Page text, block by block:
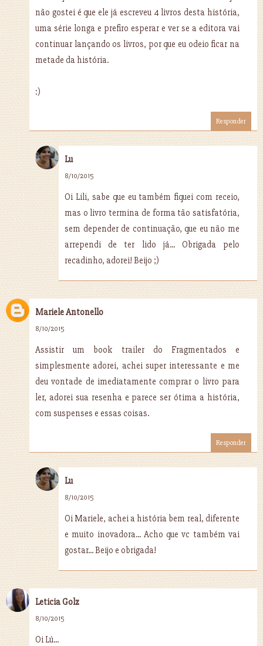
não gostei é que ele já escreveu 4 livros desta história,
uma série longa e prefiro esperar e ver se a editora vai
continuar lançando os livros, por que eu odeio ficar na
metade da história.
:)
Responder
Lu
8/10/2015
Oi Lili, sabe que eu também fiquei com receio,
mas o livro termina de forma tão satisfatória,
sem depender de continuação, que eu não me
arrependi de ter lido já... Obrigada pelo
recadinho, adorei! Beijo ;)
Mariele Antonello
8/10/2015
Assistir um book trailer do Fragmentados e
simplesmente adorei, achei super interessante e me
deu vontade de imediatamente comprar o livro para
ler, adorei sua resenha e parece ser ótima a história,
com suspenses e essas coisas.
Responder
Lu
8/10/2015
Oi Mariele, achei a história bem real, diferente
e muito inovadora... Acho que vc também vai
gostar... Beijo e obrigada!
Leticia Golz
8/10/2015
Oi Lú...